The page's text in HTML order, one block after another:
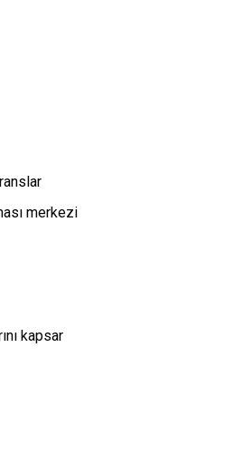
merkezi
kapsar